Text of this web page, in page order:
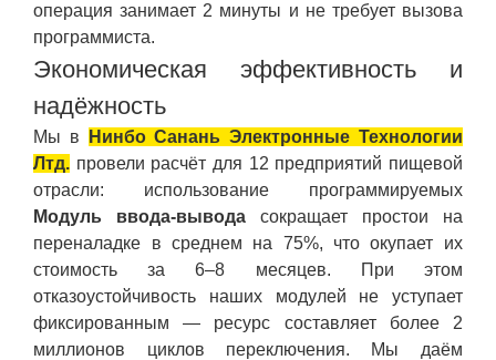
операция занимает 2 минуты и не требует вызова
программиста.
Экономическая эффективность и
надёжность
Мы в
Нинбо Санань Электронные Технологии
Лтд. провели расчёт для 12 предприятий пищевой
отрасли: использование программируемых
Модуль ввода-вывода сокращает простои на
переналадке в среднем на 75%, что окупает их
стоимость за 6–8 месяцев. При этом
отказоустойчивость наших модулей не уступает
фиксированным — ресурс составляет более 2
миллионов циклов переключения. Мы даём